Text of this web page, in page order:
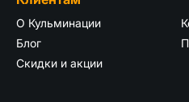
О Кульминации
Блог
Скидки и акции